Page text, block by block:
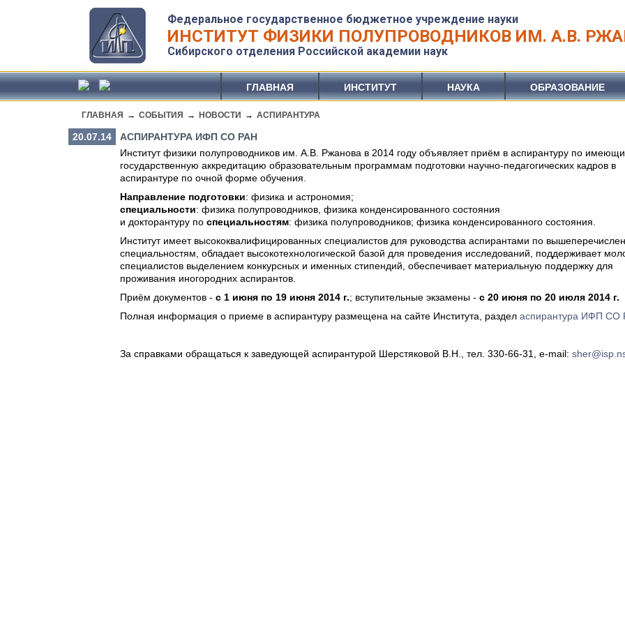
Федеральное государственное бюджетное учреждение науки
ИНСТИТУТ ФИЗИКИ ПОЛУПРОВОДНИКОВ ИМ. А.В.
Сибирского отделения Российской академии наук
ГЛАВНАЯ ИНСТИТУТ НАУКА ОБРАЗОВАНИЕ
ГЛАВНАЯ → СОБЫТИЯ → НОВОСТИ → АСПИРАНТУРА
20.07.14
АСПИРАНТУРА ИФП СО РАН
Институт физики полупроводников им. А.В. Ржанова в 2014 году объявляет приём в аспирантуру по
государственную аккредитацию образовательным программам подготовки научно-педагогических кадров в
аспирантуре по очной форме обучения.
Направление подготовки: физика и астрономия;
специальности: физика полупроводников, физика конденсированного состояния
и докторантуру по специальностям: физика полупроводников; физика конденсированного состояния.
Институт имеет высококвалифицированных специалистов для руководства аспирантами по
специальностям, обладает высокотехнологической базой для проведения исследований, поддерживает
специалистов выделением конкурсных и именных стипендий, обеспечивает материальную поддержку для
проживания иногородних аспирантов.
Приём документов - с 1 июня по 19 июня 2014 г.; вступительные экзамены - с 20 июня по 20 июля 2014 г.
Полная информация о приеме в аспирантуру размещена на сайте Института, раздел аспирантура ИФП СО
За справками обращаться к заведующей аспирантурой Шерстяковой В.Н., тел. 330-66-31, e-mail: